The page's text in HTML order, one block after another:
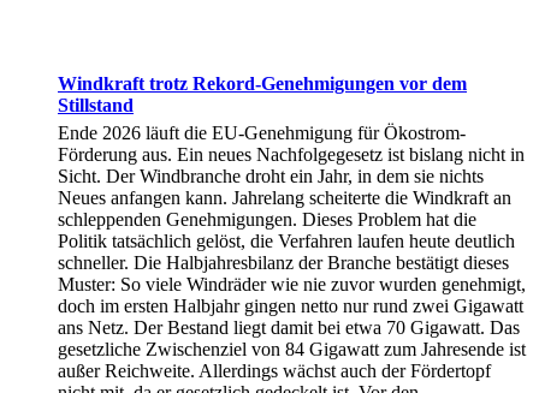
Windkraft trotz Rekord-Genehmigungen vor dem
Stillstand
Ende 2026 läuft die EU-Genehmigung für Ökostrom-
Förderung aus. Ein neues Nachfolgegesetz ist bislang nicht in
Sicht. Der Windbranche droht ein Jahr, in dem sie nichts
Neues anfangen kann. Jahrelang scheiterte die Windkraft an
schleppenden Genehmigungen. Dieses Problem hat die
Politik tatsächlich gelöst, die Verfahren laufen heute deutlich
schneller. Die Halbjahresbilanz der Branche bestätigt dieses
Muster: So viele Windräder wie nie zuvor wurden genehmigt,
doch im ersten Halbjahr gingen netto nur rund zwei Gigawatt
ans Netz. Der Bestand liegt damit bei etwa 70 Gigawatt. Das
gesetzliche Zwischenziel von 84 Gigawatt zum Jahresende ist
außer Reichweite. Allerdings wächst auch der Fördertopf